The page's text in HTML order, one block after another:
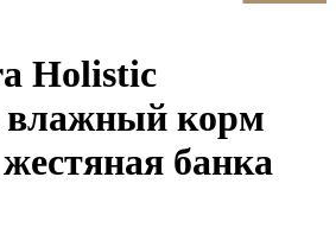
Holistic
влажный корм
банка